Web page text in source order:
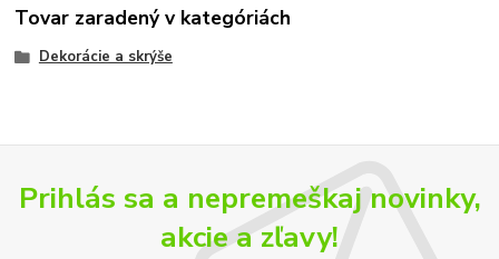
Tovar zaradený v kategóriách
Dekorácie a skrýše
Prihlás sa a nepremeškaj novinky,
akcie a zľavy!